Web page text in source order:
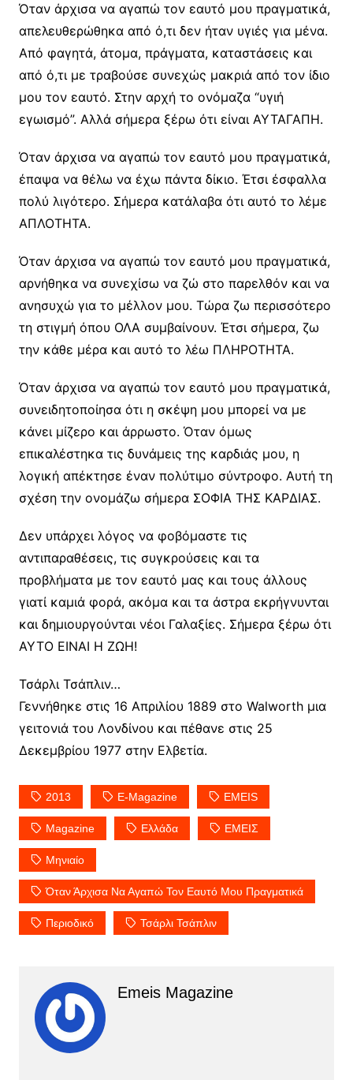
Όταν άρχισα να αγαπώ τον εαυτό μου πραγματικά,
απελευθερώθηκα από ό,τι δεν ήταν υγιές για μένα.
Από φαγητά, άτομα, πράγματα, καταστάσεις και
από ό,τι με τραβούσε συνεχώς μακριά από τον ίδιο
μου τον εαυτό. Στην αρχή το ονόμαζα “υγιή
εγωισμό”. Αλλά σήμερα ξέρω ότι είναι ΑΥΤΑΓΑΠΗ.
Όταν άρχισα να αγαπώ τον εαυτό μου πραγματικά,
έπαψα να θέλω να έχω πάντα δίκιο. Έτσι έσφαλλα
πολύ λιγότερο. Σήμερα κατάλαβα ότι αυτό το λέμε
ΑΠΛΟΤΗΤΑ.
Όταν άρχισα να αγαπώ τον εαυτό μου πραγματικά,
αρνήθηκα να συνεχίσω να ζώ στο παρελθόν και να
ανησυχώ για το μέλλον μου. Τώρα ζω περισσότερο
τη στιγμή όπου ΟΛΑ συμβαίνουν. Έτσι σήμερα, ζω
την κάθε μέρα και αυτό το λέω ΠΛΗΡΟΤΗΤΑ.
Όταν άρχισα να αγαπώ τον εαυτό μου πραγματικά,
συνειδητοποίησα ότι η σκέψη μου μπορεί να με
κάνει μίζερο και άρρωστο. Όταν όμως
επικαλέστηκα τις δυνάμεις της καρδιάς μου, η
λογική απέκτησε έναν πολύτιμο σύντροφο. Αυτή τη
σχέση την ονομάζω σήμερα ΣΟΦΙΑ ΤΗΣ ΚΑΡΔΙΑΣ.
Δεν υπάρχει λόγος να φοβόμαστε τις
αντιπαραθέσεις, τις συγκρούσεις και τα
προβλήματα με τον εαυτό μας και τους άλλους
γιατί καμιά φορά, ακόμα και τα άστρα εκρήγνυνται
και δημιουργούνται νέοι Γαλαξίες. Σήμερα ξέρω ότι
ΑΥΤΟ ΕΙΝΑΙ Η ΖΩΗ!
Τσάρλι Τσάπλιν…
Γεννήθηκε στις 16 Απριλίου 1889 στο Walworth μια
γειτονιά του Λονδίνου και πέθανε στις 25
Δεκεμβρίου 1977 στην Ελβετία.
2013 E-Magazine EMEIS
Magazine Ελλάδα ΕΜΕΙΣ
Μηνιαίο
Όταν Άρχισα Να Αγαπώ Τον Εαυτό Μου Πραγματικά
Περιοδικό Τσάρλι Τσάπλιν
Emeis Magazine